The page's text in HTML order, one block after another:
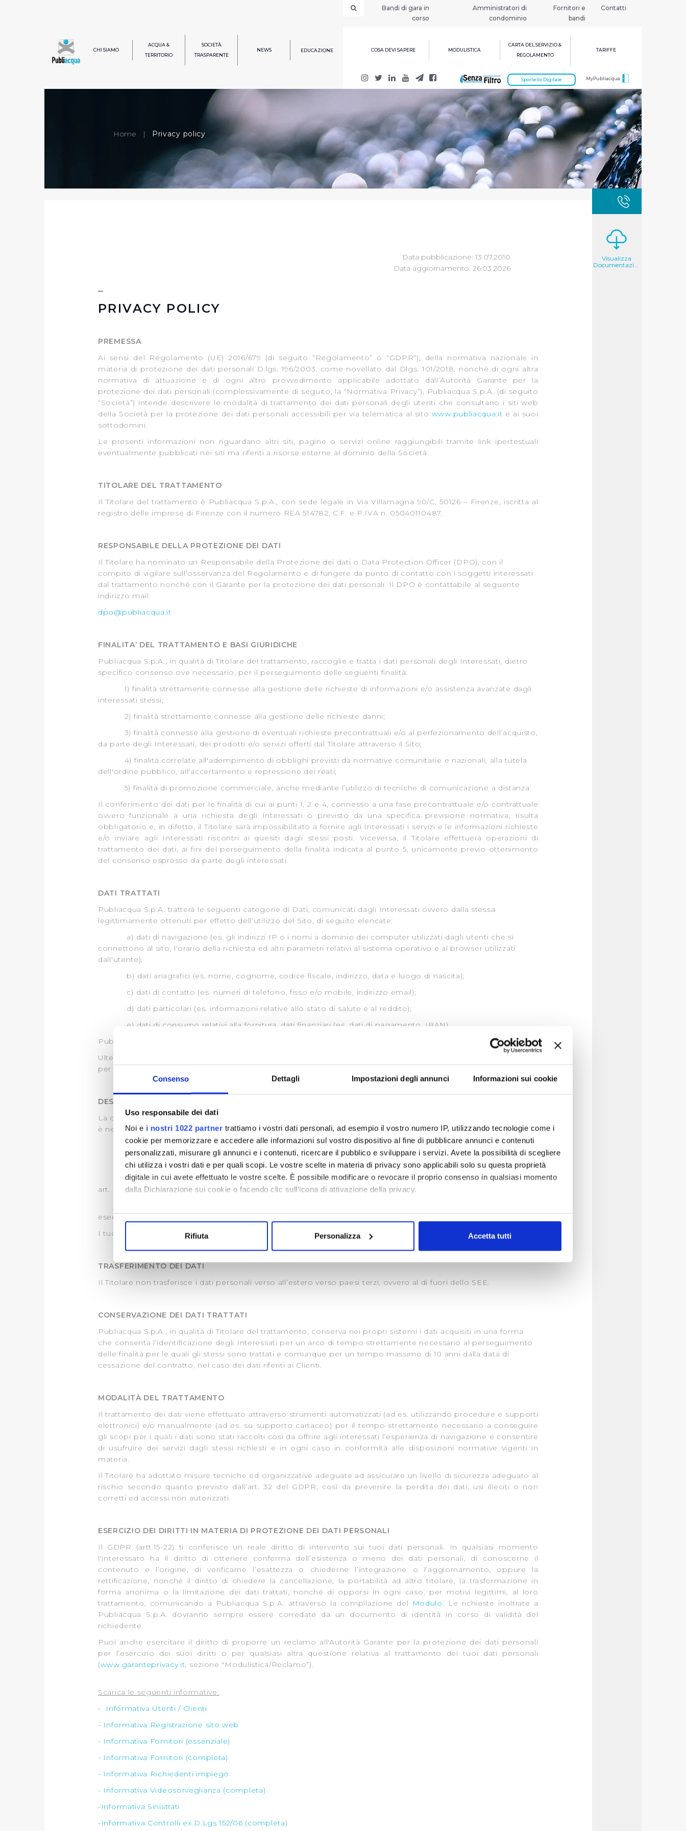
Consenso Dettagli Impostazioni degli annunci Informazioni sui cookie
Uso responsabile dei dati
Noi e i nostri 1022 partner trattiamo i vostri dati personali, ad esempio il vostro numero IP, utilizzando tecnologie come i
cookie per memorizzare e accedere alle informazioni sul vostro dispositivo al fine di pubblicare annunci e contenuti
personalizzati, misurare gli annunci e i contenuti, ricercare il pubblico e sviluppare i servizi. Avete la possibilità di scegliere
chi utilizza i vostri dati e per quali scopi. Le vostre scelte in materia di privacy sono applicabili solo su questa proprietà
digitale in cui avete effettuato le vostre scelte. È possibile modificare o revocare il proprio consenso in qualsiasi momento
dalla Dichiarazione sui cookie o facendo clic sull'icona di attivazione della privacy.
Identificare il tuo dispositivo, scansionandolo attivamente alla ricerca di caratteristiche specifiche (impronte
digitali).
Approfondisci come vengono elaborati i tuoi dati personali e imposta le tue preferenze nella
modificare o ritirare il tuo consenso in qualsiasi momento dalla Dichiarazione sui cookie.
navigazione sulle pagine e l'accesso alle aree protette. In linea con le preferenze manifestate dall’Utente e con i
consensi dallo stesso prestati, i cookie possono essere inoltre utilizzati per analizzare il traffico sul nostro sito web,
per personalizzare contenuti ed annunci e per fornire funzionalità dei social media, condividendo informazioni sul
modo in cui l’Utente utilizza il nostro sito con i nostri partner. Tali soggetti, che si occupano di analisi dei dati web,
pubblicità e social media, potrebbero combinare le informazioni ricevute con altre informazioni che l’Utente ha fornito
Cliccando su "Accetta tutti", l'Utente accetta di memorizzare tutti i cookie sul dispositivo per le finalità sopra indicate.
Cliccando su "Personalizza" l’Utente può gestire direttamente le proprie preferenze selezionando i singoli cookie
desiderati e le terze parti destinatarie della condivisione di informazioni sopra indicata.
Cliccando su "Rifiuta" o sulla "X" posizionata in alto a destra in questo banner l’Utente rifiuta tutti i cookie con la sola
eccezione dei cookie tecnici. La chiusura del presente banner comporta il permanere delle impostazioni di default e
dunque la continuazione della navigazione in assenza di cookie o altri sistemi di tracciamento ad esclusione di quelli
tecnici indispensabili per una corretta visualizzazione della pagina.
Rifiuta Personalizza Accetta tutti
Bandi di gara in
corso
Amministratori di
condominio
Fornitori e
bandi
Contatti
CHI SIAMO
ACQUA &
TERRITORIO
SOCIETÀ
TRASPARENTE
NEWS EDUCAZIONE COSA DEVI SAPERE MODULISTICA
CARTA DEL SERVIZIO &
REGOLAMENTO
TARIFFE
MyPubliacqua
Sportello Digitale
Home | Privacy policy
Data pubblicazione: 13.07.2010
Data aggiornamento: 26.03.2026
PRIVACY POLICY
PREMESSA
Ai sensi del Regolamento (UE) 2016/679 (di seguito “Regolamento” o “GDPR”), della normativa nazionale in
materia di protezione dei dati personali D.lgs. 196/2003, come novellato dal Dlgs. 101/2018, nonché di ogni altra
normativa di attuazione e di ogni altro provvedimento applicabile adottato dall’Autorità Garante per la
protezione dei dati personali (complessivamente di seguito, la “Normativa Privacy”), Publiacqua S.p.A. (di seguito
“Società”) intende descrivere le modalità di trattamento dei dati personali degli utenti che consultano i siti web
della Società per la protezione dei dati personali accessibili per via telematica al sito www.publiacqua.it e ai suoi
sottodomini.
Le presenti informazioni non riguardano altri siti, pagine o servizi online raggiungibili tramite link ipertestuali
eventualmente pubblicati nei siti ma riferiti a risorse esterne al dominio della Società.
TITOLARE DEL TRATTAMENTO
Il Titolare del trattamento è Publiacqua S.p.A., con sede legale in Via Villamagna 90/C, 50126 – Firenze, iscritta al
registro delle imprese di Firenze con il numero REA 514782, C.F. e P.IVA n. 05040110487.
RESPONSABILE DELLA PROTEZIONE DEI DATI
Il Titolare ha nominato un Responsabile della Protezione dei dati o Data Protection Officer (DPO), con il
compito di vigilare sull’osservanza del Regolamento e di fungere da punto di contatto con i soggetti interessati
dal trattamento nonché con il Garante per la protezione dei dati personali. Il DPO è contattabile al seguente
indirizzo mail:
dpo@publiacqua.it
FINALITA’ DEL TRATTAMENTO E BASI GIURIDICHE
Publiacqua S.p.A., in qualità di Titolare del trattamento, raccoglie e tratta i dati personali degli Interessati, dietro
specifico consenso ove necessario, per il perseguimento delle seguenti finalità:
1) finalità strettamente connesse alla gestione delle richieste di informazioni e/o assistenza avanzate dagli
interessati stessi;
2) finalità strettamente connesse alla gestione delle richieste danni;
3) finalità connesse alla gestione di eventuali richieste precontrattuali e/o al perfezionamento dell’acquisto,
da parte degli Interessati, dei prodotti e/o servizi offerti dal Titolare attraverso il Sito;
4) finalità correlate all'adempimento di obblighi previsti da normative comunitarie e nazionali, alla tutela
dell'ordine pubblico, all'accertamento e repressione dei reati;
5) finalità di promozione commerciale, anche mediante l’utilizzo di tecniche di comunicazione a distanza.
Il conferimento dei dati per le finalità di cui ai punti 1, 2 e 4, connesso a una fase precontrattuale e/o contrattuale
ovvero funzionale a una richiesta degli Interessati o previsto da una specifica previsione normativa, risulta
obbligatorio e, in difetto, il Titolare sarà impossibilitato a fornire agli Interessati i servizi e le informazioni richieste
e/o inviare agli Interessati riscontri ai quesiti dagli stessi posti. Viceversa, il Titolare effettuerà operazioni di
trattamento dei dati, ai fini del perseguimento della finalità indicata al punto 5, unicamente previo ottenimento
del consenso espresso da parte degli interessati.
DATI TRATTATI
Publiacqua S.p.A. tratterà le seguenti categorie di Dati, comunicati dagli Interessati ovvero dalla stessa
legittimamente ottenuti per effetto dell’utilizzo del Sito, di seguito elencate:
a) dati di navigazione (es. gli indirizzi IP o i nomi a dominio dei computer utilizzati dagli utenti che si
connettono al sito, l'orario della richiesta ed altri parametri relativi al sistema operativo e al browser utilizzati
dall'utente);
b) dati anagrafici (es. nome, cognome, codice fiscale, indirizzo, data e luogo di nascita);
c) dati di contatto (es. numeri di telefono, fisso e/o mobile, indirizzo email);
d) dati particolari (es. informazioni relative allo stato di salute e al reddito);
e) dati di consumo relativi alla fornitura, dati finanziari (es. dati di pagamento, IBAN).
Publiacqua S.p.A. utilizza cookies e invita, pertanto, a leggere la propria
Ulteriori tipologie di dati personali potranno essere trattate all’interno delle form presenti all’interno del sito e
per le quali si rimanda alle Informative specifiche.
DESTINATARI DEI DATI
La comunicazione dei tuoi dati personali avviene principalmente nei confronti di terzi e/o destinatari la cui attività
è necessaria Nell’ambito delle finalità descritte. In particolare la trasmissione potrà avvenire nei confronti di:
a) autorità di controllo e vigilanza;
b) società del gruppo cui appartiene il Titolare;
c) categorie particolari di fornitori che agiscono per conto del Titolare in qualità di Responsabili esterni ex
art. 28 GDPR;
esecuzione alle attività strettamente connesse alle finalità per cui i dati sono stati raccolti.
I tuoi dati personali non saranno in alcun modo diffusi o comunicati a soggetti diversi da quelli sopra elencati.
TRASFERIMENTO DEI DATI
Il Titolare non trasferisce i dati personali verso all’estero verso paesi terzi, ovvero al di fuori dello SEE.
CONSERVAZIONE DEI DATI TRATTATI
Publiacqua S.p.A., in qualità di Titolare del trattamento, conserva nei propri sistemi i dati acquisiti in una forma
che consenta l’identificazione degli Interessati per un arco di tempo strettamente necessario al perseguimento
delle finalità per le quali gli stessi sono trattati e comunque per un tempo massimo di 10 anni dalla data di
cessazione del contratto, nel caso dei dati riferiti ai Clienti.
MODALITÀ DEL TRATTAMENTO
Il trattamento dei dati viene effettuato attraverso strumenti automatizzati (ad es. utilizzando procedure e supporti
elettronici) e/o manualmente (ad es. su supporto cartaceo) per il tempo strettamente necessario a conseguire
gli scopi per i quali i dati sono stati raccolti così da offrire agli interessati l’esperienza di navigazione e consentire
di usufruire dei servizi dagli stessi richiesti e in ogni caso in conformità alle disposizioni normative vigenti in
materia.
Il Titolare ha adottato misure tecniche ed organizzative adeguate ad assicurare un livello di sicurezza adeguato al
rischio secondo quanto previsto dall’art. 32 del GDPR, così da prevenire la perdita dei dati, usi illeciti o non
corretti ed accessi non autorizzati.
ESERCIZIO DEI DIRITTI IN MATERIA DI PROTEZIONE DEI DATI PERSONALI
Il GDPR (artt.15-22) ti conferisce un reale diritto di intervento sui tuoi dati personali. In qualsiasi momento
l'interessato ha il diritto di ottenere conferma dell’esistenza o meno dei dati personali, di conoscerne il
contenuto e l’origine, di verificarne l’esattezza o chiederne l’integrazione o l’aggiornamento, oppure la
rettificazione, nonché il diritto di chiedere la cancellazione, la portabilità ad altro titolare, la trasformazione in
forma anonima o la limitazione dei dati trattati, nonché di opporsi in ogni caso, per motivi legittimi, al loro
trattamento, comunicando a Publiacqua S.p.A. attraverso la compilazione del
Modulo. Le richieste inoltrate a
Publiacqua S.p.A. dovranno sempre essere corredate da un documento di identità in corso di validità del
richiedente.
Puoi anche esercitare il diritto di proporre un reclamo all'Autorità Garante per la protezione dei dati personali
per l’esercizio dei suoi diritti o per qualsiasi altra questione relativa al trattamento dei tuoi dati personali
(www.garanteprivacy.it, sezione "Modulistica/Reclamo”).
Scarica le seguenti informative:
- Informativa Utenti / Clienti
- Informativa Registrazione sito web
- Informativa Fornitori (essenziale)
- Informativa Fornitori (completa)
- Informativa Richiedenti impiego
- Informativa Videosorveglianza (completa)
-Informativa Sinistrati
-Informativa Controlli ex D.Lgs 152/06 (completa)
Visualizza
Documentazione